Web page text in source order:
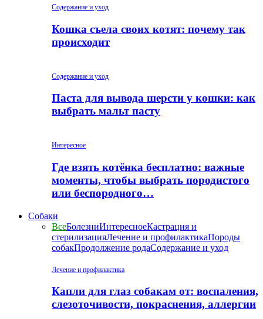
Содержание и уход
Кошка съела своих котят: почему так
происходит
Содержание и уход
Паста для вывода шерсти у кошки: как
выбрать мальт пасту
Интересное
Где взять котёнка бесплатно: важные
моменты, чтобы выбрать породистого
или беспородного…
Собаки
ВсеБолезниИнтересноеКастрация и
стерилизацияЛечение и профилактикаПороды
собакПродолжение родаСодержание и уход
Лечение и профилактика
Капли для глаз собакам от: воспаления,
слезоточивости, покраснения, аллергии